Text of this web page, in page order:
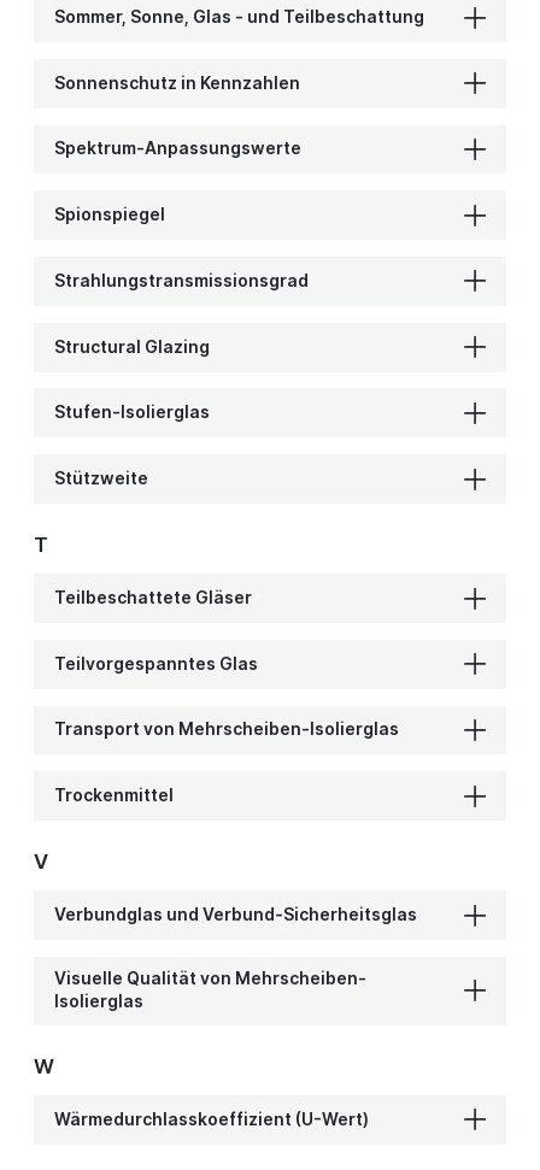
Sommer, Sonne, Glas - und Teilbeschattung
Sonnenschutz in Kennzahlen
Spektrum-Anpassungswerte
Spionspiegel
Strahlungstransmissionsgrad
Structural Glazing
Stufen-Isolierglas
Stützweite
T
Teilbeschattete Gläser
Teilvorgespanntes Glas
Transport von Mehrscheiben-Isolierglas
Trockenmittel
V
Verbundglas und Verbund-Sicherheitsglas
Visuelle Qualität von Mehrscheiben-
Isolierglas
W
Wärmedurchlasskoeffizient (U-Wert)